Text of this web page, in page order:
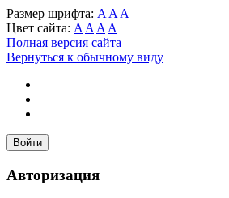
Размер шрифта: A A A
Цвет сайта: A A A A
Полная версия сайта
Вернуться к обычному виду
Войти
Авторизация